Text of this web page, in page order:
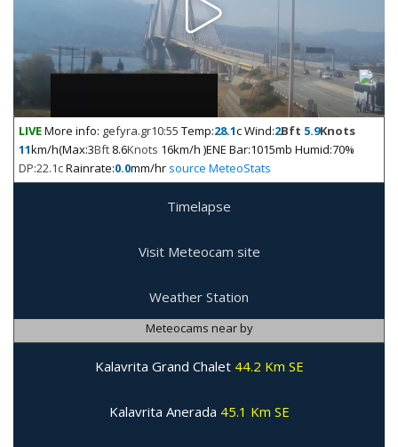
LIVEMore info: gefyra.gr10:55 Temp:28.1c Wind:2Bft 5.9Knots
11km/h(Max:3Bft 8.6Knots 16km/h )ENE Bar:1015mb Humid:70%
DP:22.1cRainrate:0.0mm/hr source MeteoStats
Timelapse
Visit Meteocam site
Weather Station
Meteocams near by
Kalavrita Grand Chalet 44.2 Km SE
Kalavrita Anerada 45.1 Km SE